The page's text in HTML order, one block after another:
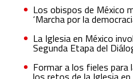
Los obispos de México
‘Marcha por la
La Iglesia en México
Segunda Etapa del
Formar a los fieles para